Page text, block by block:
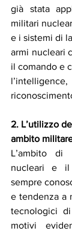
già stata
militari
e i sistemi di
armi nucleari
il comando e
2. L’utilizzo
ambito
L’ambito di
nucleari e
sempre
e tendenza a
tecnologici
motivi